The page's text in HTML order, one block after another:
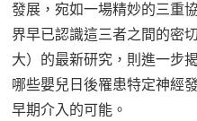
發展，宛如一場精妙的三重
界早已認識這三者之間的密
大）的最新研究，則進一步
哪些嬰兒日後罹患特定神經
早期介入的可能。